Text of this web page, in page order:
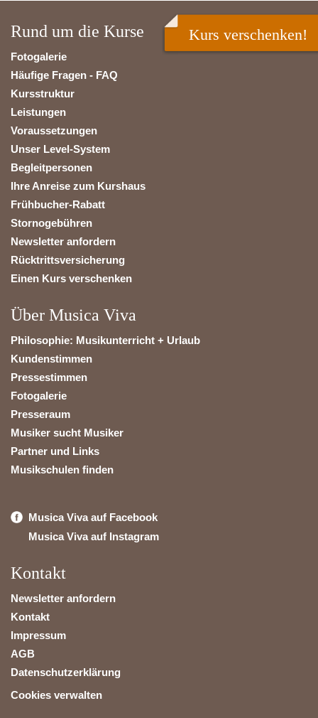
Rund um die Kurse
Fotogalerie
Häufige Fragen - FAQ
Kursstruktur
Leistungen
Voraussetzungen
Unser Level-System
Begleitpersonen
Ihre Anreise zum Kurshaus
Frühbucher-Rabatt
Stornogebühren
Newsletter anfordern
Rücktrittsversicherung
Einen Kurs verschenken
Über Musica Viva
Philosophie: Musikunterricht + Urlaub
Kundenstimmen
Pressestimmen
Fotogalerie
Presseraum
Musiker sucht Musiker
Partner und Links
Musikschulen finden
Musica Viva auf Facebook
Musica Viva auf Instagram
Kontakt
Newsletter anfordern
Kontakt
Impressum
AGB
Datenschutzerklärung
Cookies verwalten
Kurs verschenken!